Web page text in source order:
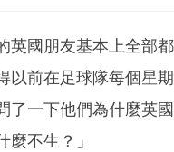
年，Leo Sir成為首位
Leo Tuition創辦人，
貼士，由英國中小學的選
的面試奧秘等。
英國朋友基本上全部
以前在足球隊每個星
了一下他們為什麼英
不生？」